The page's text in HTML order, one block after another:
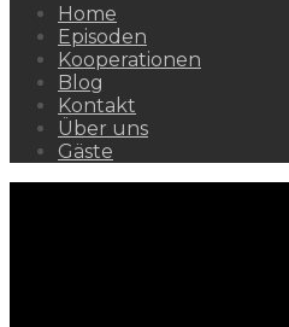
Home
Episoden
Kooperationen
Blog
Kontakt
Über uns
Gäste